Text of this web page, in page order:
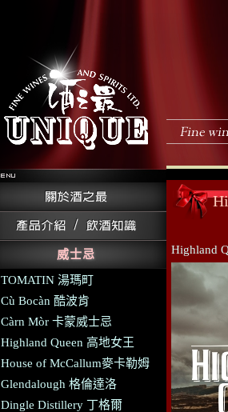
威士忌
TOMATIN 湯瑪町
Cù Bocàn 酷波肯
Càrn Mòr 卡蒙威士忌
Highland Queen 高地女王
House of McCallum麥卡勒姆
Glendalough 格倫達洛
Dingle Distillery 丁格爾
Highland